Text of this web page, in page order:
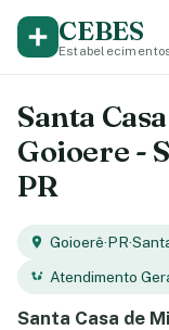
CEBES
Santa
Goioere -
PR
Goioerê·PR·
Atendimento
Santa Casa de